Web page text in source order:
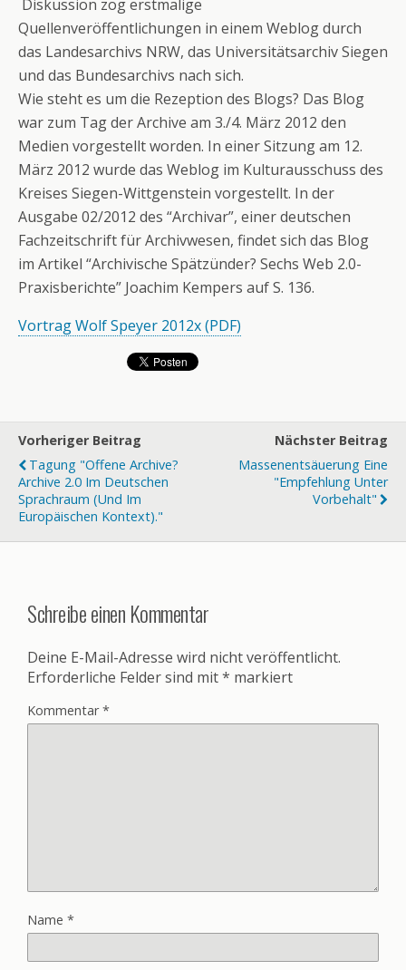
Diskussion zog erstmalige
Quellenveröffentlichungen in einem Weblog durch
das Landesarchivs NRW, das Universitätsarchiv Siegen
und das Bundesarchivs nach sich.
Wie steht es um die Rezeption des Blogs? Das Blog
war zum Tag der Archive am 3./4. März 2012 den
Medien vorgestellt worden. In einer Sitzung am 12.
März 2012 wurde das Weblog im Kulturausschuss des
Kreises Siegen-Wittgenstein vorgestellt. In der
Ausgabe 02/2012 des “Archivar”, einer deutschen
Fachzeitschrift für Archivwesen, findet sich das Blog
im Artikel “Archivische Spätzünder? Sechs Web 2.0-
Praxisberichte” Joachim Kempers auf S. 136.
Vortrag Wolf Speyer 2012x (PDF)
Vorheriger Beitrag
Tagung "Offene Archive?
Archive 2.0 Im Deutschen
Sprachraum (und Im
Europäischen Kontext)."
Nächster Beitrag
Massenentsäuerung Eine
"Empfehlung Unter
Vorbehalt"
Schreibe einen Kommentar
Deine E-Mail-Adresse wird nicht veröffentlicht.
Erforderliche Felder sind mit* markiert
Kommentar*
Name *